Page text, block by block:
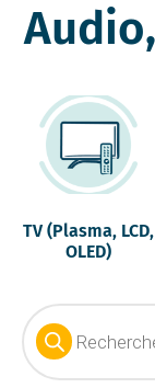
TV (Plasma, LCD,
OLED)